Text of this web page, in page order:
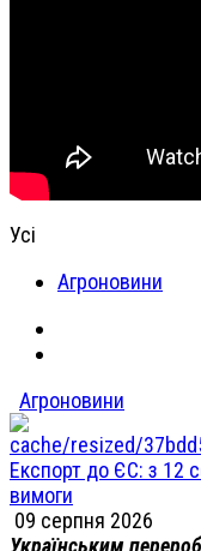
Усі
Агроновини
Агроновини
Експорт до ЄС: з 12
вимоги
09 серпня 2026
Українським